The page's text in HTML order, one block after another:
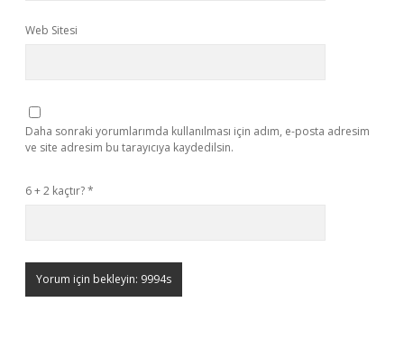
Web Sitesi
Daha sonraki yorumlarımda kullanılması için adım, e-posta adresim
ve site adresim bu tarayıcıya kaydedilsin.
6 + 2 kaçtır?*